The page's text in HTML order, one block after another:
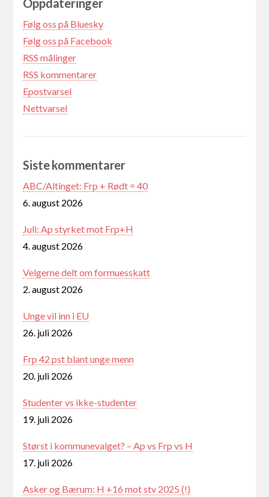
Følg oss på Bluesky
Følg oss på Facebook
RSS målinger
RSS kommentarer
Epostvarsel
Nettvarsel
Siste kommentarer
ABC/Altinget: Frp + Rødt = 40
6. august 2026
Juli: Ap styrket mot Frp+H
4. august 2026
Velgerne delt om formuesskatt
2. august 2026
Unge vil inn i EU
26. juli 2026
Frp 42 pst blant unge menn
20. juli 2026
Studenter vs ikke-studenter
19. juli 2026
Størst i kommunevalget? – Ap vs Frp vs H
17. juli 2026
Asker og Bærum: H +16 mot stv 2025 (!)